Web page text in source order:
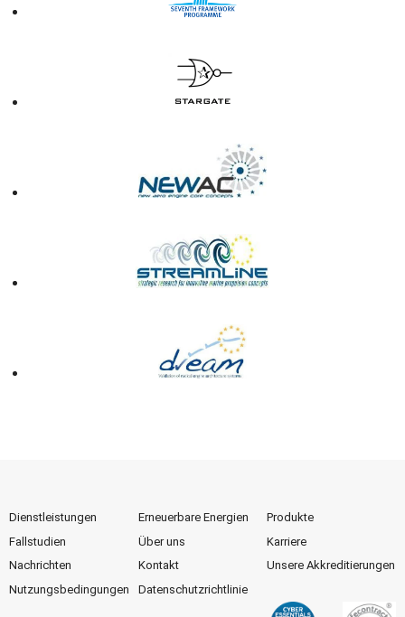
Dienstleistungen Erneuerbare Energien
Produkte
Fallstudien
Über uns
Karriere
Nachrichten
Kontakt
Unsere Akkreditierungen
Nutzungsbedingungen
Datenschutzrichtlinie